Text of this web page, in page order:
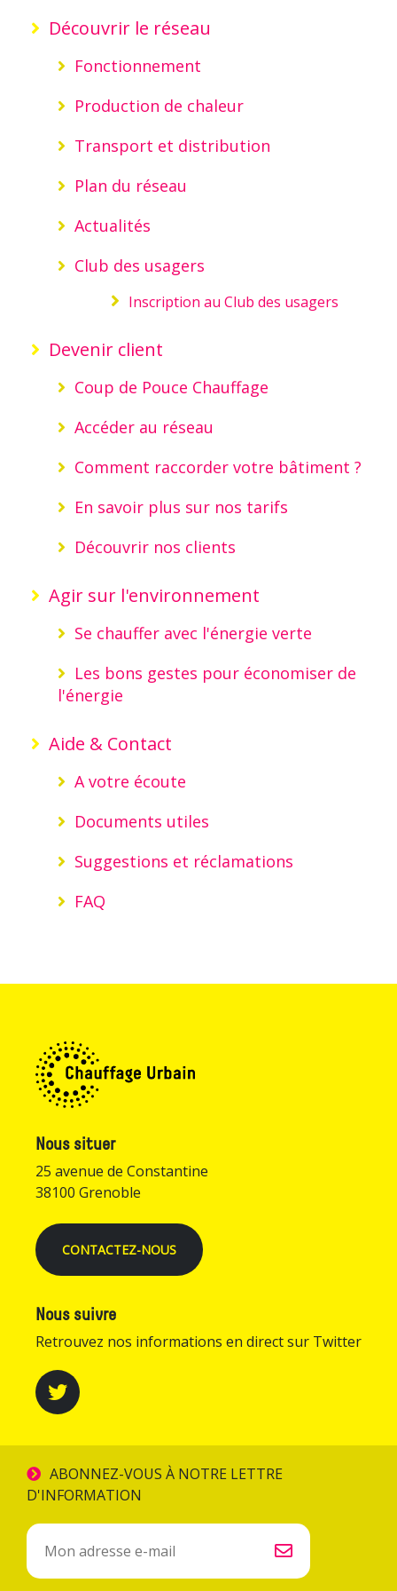
Découvrir le réseau
Fonctionnement
Production de chaleur
Transport et distribution
Plan du réseau
Actualités
Club des usagers
Inscription au Club des usagers
Devenir client
Coup de Pouce Chauffage
Accéder au réseau
Comment raccorder votre bâtiment ?
En savoir plus sur nos tarifs
Découvrir nos clients
Agir sur l'environnement
Se chauffer avec l'énergie verte
Les bons gestes pour économiser de
l'énergie
Aide & Contact
A votre écoute
Documents utiles
Suggestions et réclamations
FAQ
Nous situer
25 avenue de Constantine
38100 Grenoble
CONTACTEZ-NOUS
Nous suivre
Retrouvez nos informations en direct sur Twitter
ABONNEZ-VOUS À NOTRE LETTRE
D'INFORMATION
Inscription
la